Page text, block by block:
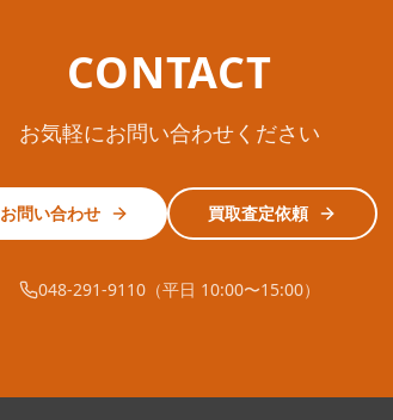
CONTACT
お気軽にお問い合わせください
お問い合わせ 買取査定依頼
048-291-9110（平日 10:00〜15:00）